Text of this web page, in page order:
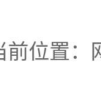
前位置：